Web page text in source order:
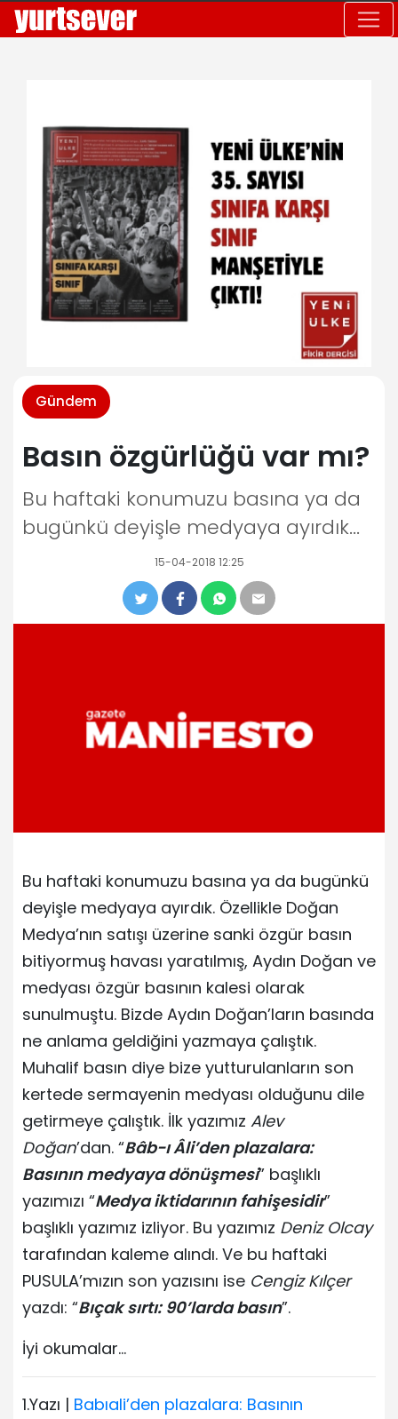
Gündem
Basın özgürlüğü var mı?
Bu haftaki konumuzu basına ya da
bugünkü deyişle medyaya ayırdık...
15-04-2018 12:25
Bu haftaki konumuzu basına ya da bugünkü
deyişle medyaya ayırdık. Özellikle Doğan
Medya’nın satışı üzerine sanki özgür basın
bitiyormuş havası yaratılmış, Aydın Doğan ve
medyası özgür basının kalesi olarak
sunulmuştu. Bizde Aydın Doğan’ların basında
ne anlama geldiğini yazmaya çalıştık.
Muhalif basın diye bize yutturulanların son
kertede sermayenin medyası olduğunu dile
getirmeye çalıştık. İlk yazımız Alev
Doğan’dan. “Bâb-ı Âli’den plazalara:
Basının medyaya dönüşmesi” başlıklı
yazımızı “Medya iktidarının fahişesidir”
başlıklı yazımız izliyor. Bu yazımız Deniz Olcay
tarafından kaleme alındı. Ve bu haftaki
PUSULA’mızın son yazısını ise Cengiz Kılçer
yazdı: “Bıçak sırtı: 90’larda basın”.
İyi okumalar…
1.Yazı | Babıali’den plazalara: Basının